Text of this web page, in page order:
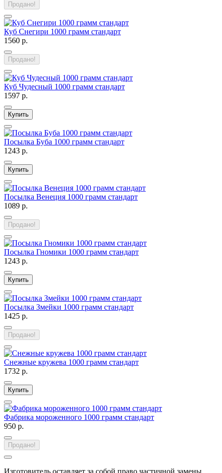
Продано!
Куб Снегири 1000 грамм стандарт
1560 р.
Продано!
Куб Чудесный 1000 грамм стандарт
1597 р.
Купить
Посылка Буба 1000 грамм стандарт
1243 р.
Купить
Посылка Венеция 1000 грамм стандарт
1089 р.
Продано!
Посылка Гномики 1000 грамм стандарт
1243 р.
Купить
Посылка Змейки 1000 грамм стандарт
1425 р.
Продано!
Снежные кружева 1000 грамм стандарт
1732 р.
Купить
Фабрика мороженного 1000 грамм стандарт
950 р.
Продано!
Изготовитель оставляет за собой право частичной замены